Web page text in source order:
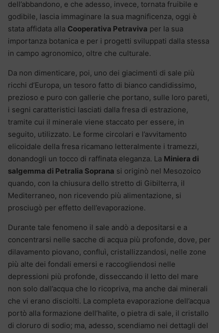
dell’abbandono, e che adesso, invece, tornata fruibile e
godibile, lascia immaginare la sua magnificenza, oggi è
stata affidata alla Cooperativa Petraviva per la sua
importanza botanica e per i progetti sviluppati dalla stessa
in campo agronomico, oltre che culturale.
Da non dimenticare, poi, uno dei giacimenti di sale più
ricchi d’Europa, un tesoro fatto di bianco candidissimo,
prezioso e puro con gallerie che portano, sulle loro pareti,
i segni caratteristici lasciati dalla fresa di estrazione,
tramite cui il minerale viene staccato per essere, in
seguito, utilizzato. Le forme circolari e l’avvitamento
elicoidale della fresa ricamano letteralmente i tramezzi,
donandogli un tocco di raffinata eleganza. La Miniera di
salgemma di Petralia Soprana si originò nel Mesozoico
quando, con la chiusura dello stretto di Gibilterra, il
Mediterraneo, non ricevendo più alimentazione, si
prosciugò per effetto dell’evaporazione.
Durante tale fenomeno il sale andò a depositarsi e a
concentrarsi nelle sacche di acqua più profonde, dove, per
dilavamento piovano, confluì, cristallizzandosi, nelle zone
più alte dei fondali emersi e raccogliendosi nelle
depressioni più profonde, disseccando il letto del mare
non solo dall’acqua che lo ricopriva, ma anche dai minerali
che vi erano disciolti. La completa evaporazione dell’acqua
portò alla formazione dell’halite, o pietra di sale, il cristallo
di cloruro di sodio; ma, adesso, scendiamo nei dettagli del